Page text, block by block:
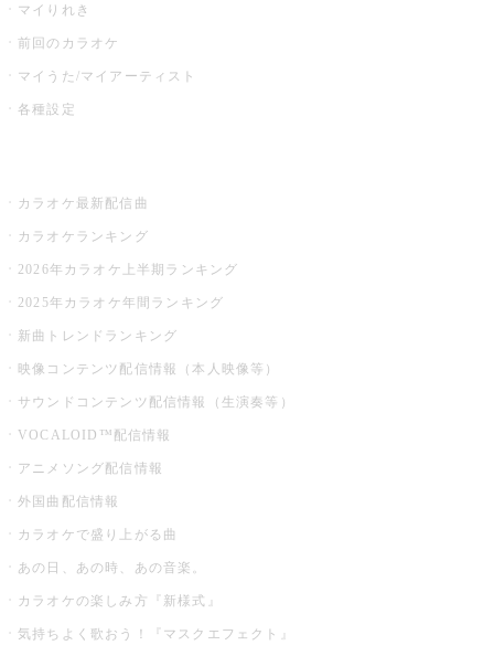
マイりれき
前回のカラオケ
マイうた/マイアーティスト
各種設定
カラオケ最新配信曲
カラオケランキング
2026年カラオケ上半期ランキング
2025年カラオケ年間ランキング
新曲トレンドランキング
映像コンテンツ配信情報（本人映像等）
サウンドコンテンツ配信情報（生演奏等）
VOCALOID™配信情報
アニメソング配信情報
外国曲配信情報
カラオケで盛り上がる曲
あの日、あの時、あの音楽。
カラオケの楽しみ方『新様式』
気持ちよく歌おう！『マスクエフェクト』